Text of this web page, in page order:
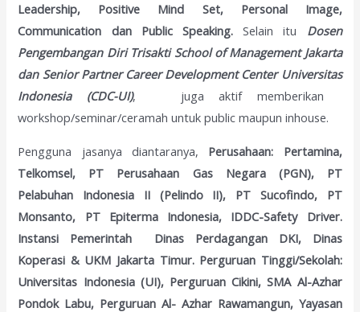
Leadership, Positive Mind Set, Personal Image,
Communication dan Public Speaking. Selain itu Dosen
Pengembangan Diri Trisakti School of Management Jakarta
dan Senior Partner Career Development Center Universitas
Indonesia (CDC-UI), juga aktif memberikan
workshop/seminar/ceramah untuk public maupun inhouse.
Pengguna jasanya diantaranya, Perusahaan: Pertamina,
Telkomsel, PT Perusahaan Gas Negara (PGN), PT
Pelabuhan Indonesia II (Pelindo II), PT Sucofindo, PT
Monsanto, PT Epiterma Indonesia, IDDC-Safety Driver.
Instansi Pemerintah Dinas Perdagangan DKI, Dinas
Koperasi & UKM Jakarta Timur. Perguruan Tinggi/Sekolah:
Universitas Indonesia (UI), Perguruan Cikini, SMA Al-Azhar
Pondok Labu, Perguruan Al- Azhar Rawamangun, Yayasan